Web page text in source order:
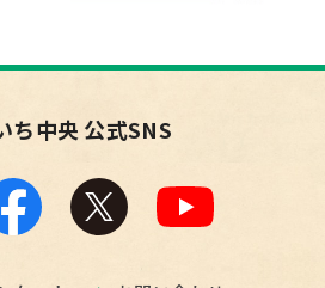
ち中央 公式SNS